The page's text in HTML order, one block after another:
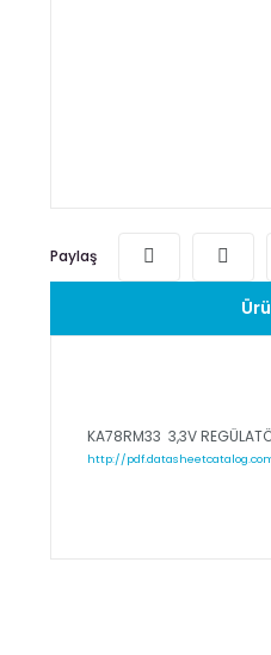
Paylaş
KA78RM33 3,3V
http://